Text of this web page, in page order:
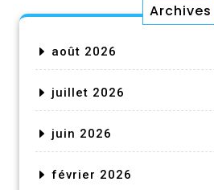
Archives
août 2026
juillet 2026
juin 2026
février 2026